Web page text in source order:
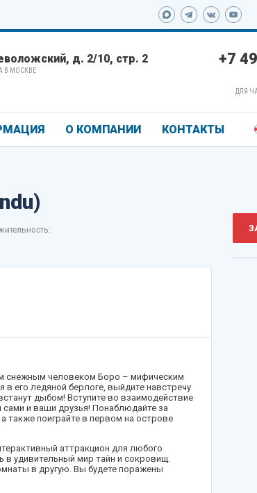
д. 2/10, стр. 2
В МОСКВЕ
+7
ДЛЯ
О КОМПАНИИ КОНТАКТЫ
снежным человеком Боро – мифическим
его ледяной берлоге, выйдите навстречу
дыбом! Вступите во взаимодействие
и ваши друзья! Понаблюдайте за
также поиграйте в первом на острове
аттракцион для любого
в удивительный мир тайн и сокровищ.
в другую. Вы будете поражены